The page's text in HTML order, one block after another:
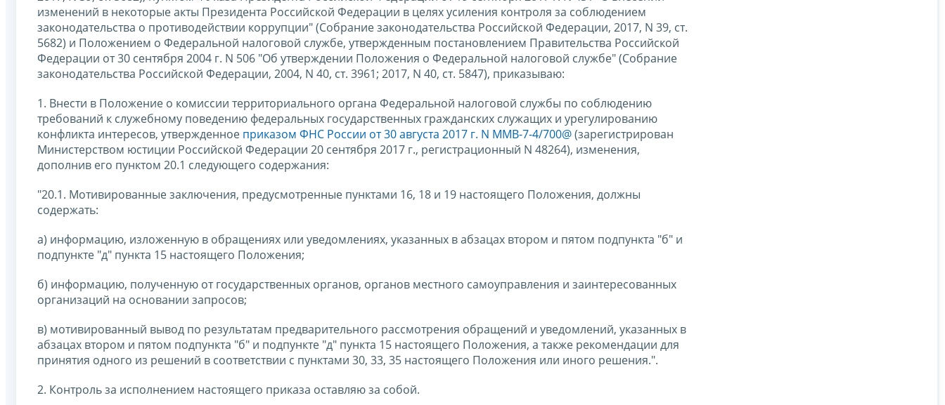
изменений в некоторые акты Президента Российской Федерации в целях усиления контроля за соблюдением
законодательства о противодействии коррупции" (Собрание законодательства Российской Федерации, 2017, N 39, ст.
5682) и Положением о Федеральной налоговой службе, утвержденным постановлением Правительства Российской
Федерации от 30 сентября 2004 г. N 506 "Об утверждении Положения о Федеральной налоговой службе" (Собрание
законодательства Российской Федерации, 2004, N 40, ст. 3961; 2017, N 40, ст. 5847), приказываю:
1. Внести в Положение о комиссии территориального органа Федеральной налоговой службы по соблюдению
требований к служебному поведению федеральных государственных гражданских служащих и урегулированию
конфликта интересов, утвержденное приказом ФНС России от 30 августа 2017 г. N ММВ-7-4/700@(зарегистрирован
Министерством юстиции Российской Федерации 20 сентября 2017 г., регистрационный N 48264), изменения,
дополнив его пунктом 20.1 следующего содержания:
"20.1. Мотивированные заключения, предусмотренные пунктами 16, 18 и 19 настоящего Положения, должны
содержать:
а) информацию, изложенную в обращениях или уведомлениях, указанных в абзацах втором и пятом подпункта "б" и
подпункте "д" пункта 15 настоящего Положения;
б) информацию, полученную от государственных органов, органов местного самоуправления и заинтересованных
организаций на основании запросов;
в) мотивированный вывод по результатам предварительного рассмотрения обращений и уведомлений, указанных в
абзацах втором и пятом подпункта "б" и подпункте "д" пункта 15 настоящего Положения, а также рекомендации для
принятия одного из решений в соответствии с пунктами 30, 33, 35 настоящего Положения или иного решения.".
2. Контроль за исполнением настоящего приказа оставляю за собой.